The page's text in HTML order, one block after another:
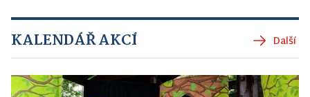
KALENDÁŘ AKCÍ Další